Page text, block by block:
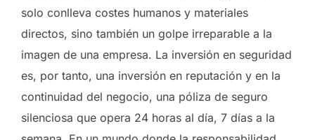
solo conlleva costes humanos y materiales
directos, sino también un golpe irreparable a la
imagen de una empresa. La inversión en seguridad
es, por tanto, una inversión en reputación y en la
continuidad del negocio, una póliza de seguro
silenciosa que opera 24 horas al día, 7 días a la